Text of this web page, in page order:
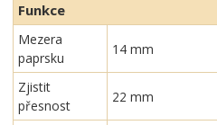
Funkce
Mezera
paprsku
14 mm
Zjistit
přesnost
22 mm